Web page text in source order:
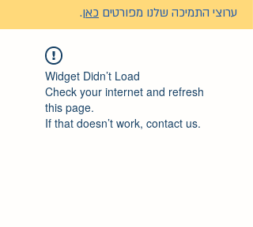
ערוצי התמיכה שלנו מפורטים כאן.
Widget Didn’t Load
Check your internet and refresh
this page.
If that doesn’t work, contact us.